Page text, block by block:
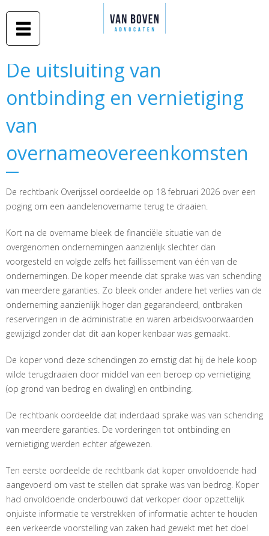
en naar
de inhoud
Van Boven
advocaten
Middelburg
-
Amsterdam
advies in
begrijpelijke
taal
De uitsluiting van
ontbinding en vernietiging
van
overnameovereenkomsten
De uitsluiting van
ontbinding en vernietiging
van
overnameovereenkomsten
De rechtbank Overijssel oordeelde op 18 februari 2026 over een
poging om een aandelenovername terug te draaien.
Kort na de overname bleek de financiële situatie van de
overgenomen ondernemingen aanzienlijk slechter dan
voorgesteld en volgde zelfs het faillissement van één van de
ondernemingen. De koper meende dat sprake was van schending
van meerdere garanties. Zo bleek onder andere het verlies van de
onderneming aanzienlijk hoger dan gegarandeerd, ontbraken
reserveringen in de administratie en waren arbeidsvoorwaarden
gewijzigd zonder dat dit aan koper kenbaar was gemaakt.
De koper vond deze schendingen zo ernstig dat hij de hele koop
wilde terugdraaien door middel van een beroep op vernietiging
(op grond van bedrog en dwaling) en ontbinding.
De rechtbank oordeelde dat inderdaad sprake was van schending
van meerdere garanties. De vorderingen tot ontbinding en
vernietiging werden echter afgewezen.
Ten eerste oordeelde de rechtbank dat koper onvoldoende had
aangevoerd om vast te stellen dat sprake was van bedrog. Koper
had onvoldoende onderbouwd dat verkoper door opzettelijk
onjuiste informatie te verstrekken of informatie achter te houden
een verkeerde voorstelling van zaken had gewekt met het doel